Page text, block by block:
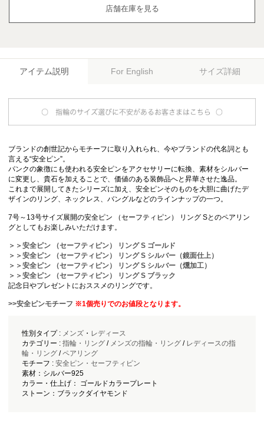
店舗在庫を見る
アイテム説明 For English サイズ詳細
ブランドの創世記からモチーフに取り入れられ、今やブランドの代名詞とも
言える“安全ピン”。
パンクの象徴にも使われる安全ピンをアクセサリーに転換、素材をシルバー
に変更し、貴石を加えることで、価値のある装飾品へと昇華させた逸品。
これまで展開してきたシリーズに加え、安全ピンそのものを大胆に曲げたデ
ザインのリング、ネックレス、バングルなどのラインナップの一つ。
7号～13号サイズ展開の安全ピン （セーフティピン） リング Sとのペアリン
グとしてもお楽しみいただけます。
＞＞安全ピン （セーフティピン） リング S ゴールド
＞＞安全ピン （セーフティピン） リング S シルバー（鏡面仕上）
＞＞安全ピン （セーフティピン） リング S シルバー（燻加工）
＞＞安全ピン （セーフティピン） リング S ブラック
記念日やプレゼントにおススメのリングです。
>>安全ピンモチーフ ※1個売りでのお値段となります。
性別タイプ : メンズ・ レディース
カテゴリー : 指輪・リング/ メンズの指輪・リング/ レディースの指
輪・リング/ペアリング
モチーフ : 安全ピン・セーフティピン
素材：シルバー925
カラー・仕上げ： ゴールドカラープレート
ストーン：ブラックダイヤモンド